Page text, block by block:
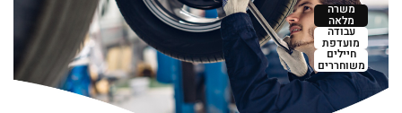
משרה
מלאה
עבודה
מועדפת
חיילים
משוחררים